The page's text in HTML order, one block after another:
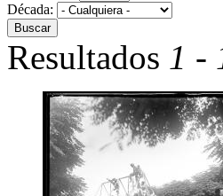
Década:
Resultados 1 -